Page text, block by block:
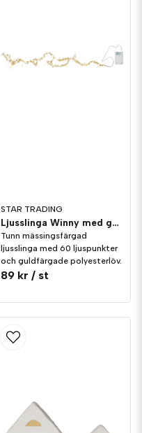
STAR TRADING
Ljusslinga Winny med guldlöv
Tunn mässingsfärgad
ljusslinga med 60 ljuspunkter
och guldfärgade polyesterlöv.
89 kr / st